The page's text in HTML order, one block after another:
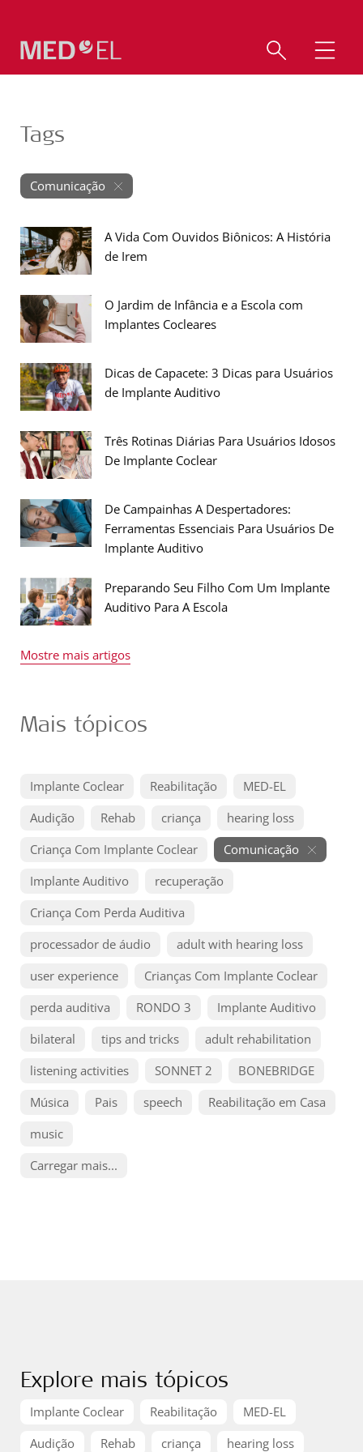
Tags
Comunicação
A Vida Com Ouvidos Biônicos: A História
de Irem
O Jardim de Infância e a Escola com
Implantes Cocleares
Dicas de Capacete: 3 Dicas para Usuários
de Implante Auditivo
Três Rotinas Diárias Para Usuários Idosos
De Implante Coclear
De Campainhas A Despertadores:
Ferramentas Essenciais Para Usuários De
Implante Auditivo
Preparando Seu Filho Com Um Implante
Auditivo Para A Escola
Mostre mais artigos
Mais tópicos
Implante Coclear Reabilitação
MED-EL
Audição
Rehab criança
hearing loss
Criança Com Implante Coclear
Comunicação
Implante Auditivo
recuperação
Criança Com Perda Auditiva
processador de áudio
adult with hearing loss
user experience
Crianças Com Implante Coclear
perda auditiva
RONDO 3
Implante Auditivo
bilateral
tips and tricks
adult rehabilitation
listening activities
SONNET 2
BONEBRIDGE
Música
Pais speech
Reabilitação em Casa
music
Carregar mais...
Explore mais tópicos
Implante Coclear Reabilitação
MED-EL
Audição
Rehab criança hearing loss